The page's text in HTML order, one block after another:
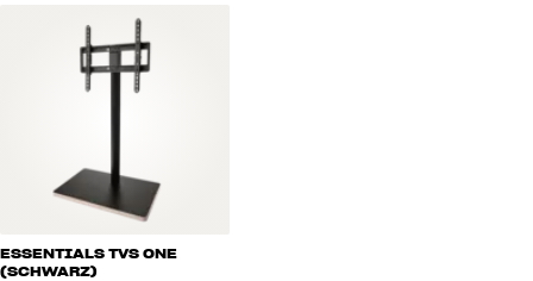
ESSENTIALS TVS ONE
(SCHWARZ)